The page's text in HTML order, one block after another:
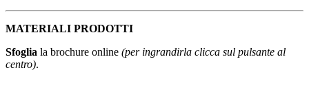
MATERIALI PRODOTTI
Sfoglia la brochure online (per ingrandirla clicca sul pulsante al
centro).